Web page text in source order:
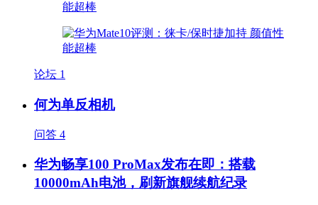
论坛 1
何为单反相机
问答 4
华为畅享100 ProMax发布在即：搭载
10000mAh电池，刷新旗舰续航纪录